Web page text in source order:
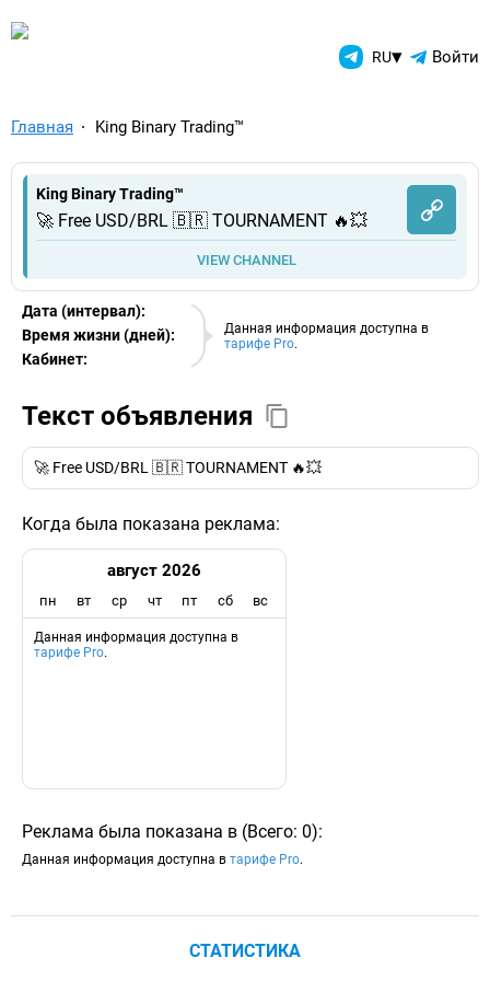
TelegramAds.com — RU▾ Войти
Главная King Binary Trading™
King Binary Trading™
🚀 Free USD/BRL 🇧🇷 TOURNAMENT 🔥💥
VIEW CHANNEL
Данная информация доступна в
тарифе Pro.
Дата (интервал):
07.08.2026
Время жизни (дней):
Кабинет:
EURO
Текст объявления
🚀 Free USD/BRL 🇧🇷 TOURNAMENT 🔥💥
Когда была показана реклама:
август 2026
пн вт ср чт пт сб вс
Данная информация доступна в
тарифе Pro.
Реклама была показана в (Всего: 0):
Данная информация доступна в тарифе Pro.
СТАТИСТИКА